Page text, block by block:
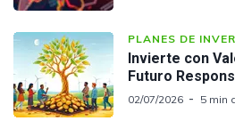
PLANES DE
Invierte con
Futuro
02/07/2026 5 min